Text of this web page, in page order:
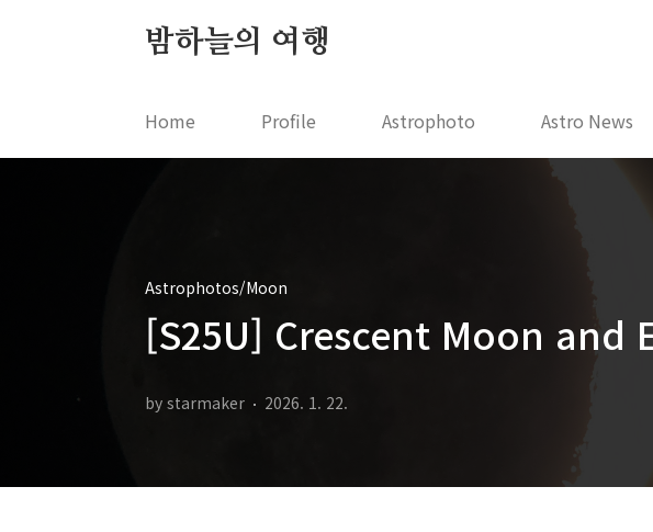
밤하늘의 여행
Home Profile Astrophoto Astro News
Astrophotos/Moon
[S25U] Crescent Moon and
by starmaker 2026. 1. 22.